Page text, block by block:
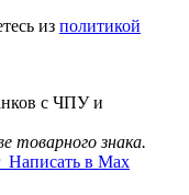
из политикой
с ЧПУ и
товарного знака.
Написать в Max